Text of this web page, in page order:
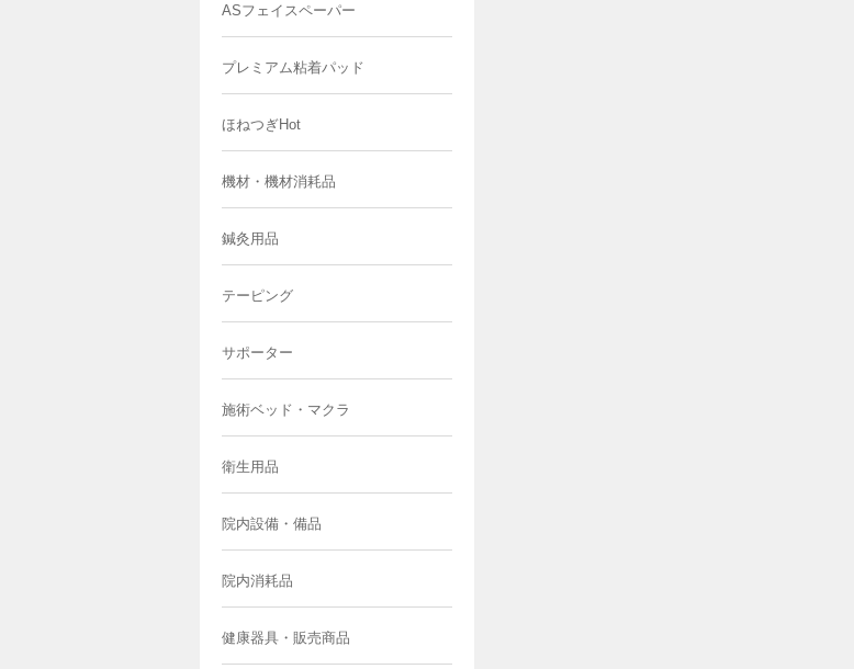
ASフェイスペーパー
プレミアム粘着パッド
ほねつぎHot
機材・機材消耗品
鍼灸用品
テーピング
サポーター
施術ベッド・マクラ
衛生用品
院内設備・備品
院内消耗品
健康器具・販売商品